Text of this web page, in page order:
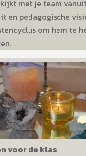
met je team
en pedagogische
om hem te
voor de klas